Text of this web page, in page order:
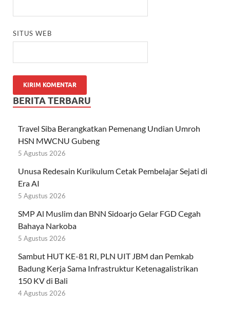
SITUS WEB
BERITA TERBARU
Travel Siba Berangkatkan Pemenang Undian Umroh
HSN MWCNU Gubeng
5 Agustus 2026
Unusa Redesain Kurikulum Cetak Pembelajar Sejati di
Era AI
5 Agustus 2026
SMP Al Muslim dan BNN Sidoarjo Gelar FGD Cegah
Bahaya Narkoba
5 Agustus 2026
Sambut HUT KE-81 RI, PLN UIT JBM dan Pemkab
Badung Kerja Sama Infrastruktur Ketenagalistrikan
150 KV di Bali
4 Agustus 2026